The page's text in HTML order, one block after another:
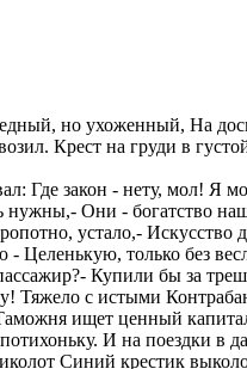
но ухоженный, На
Крест на груди в
Где закон - нету, мол! Я
Они - богатство
устало,- Искусство
только без
Купили бы за
Тяжело с истыми
ищет ценный
И на поездки
Синий крестик